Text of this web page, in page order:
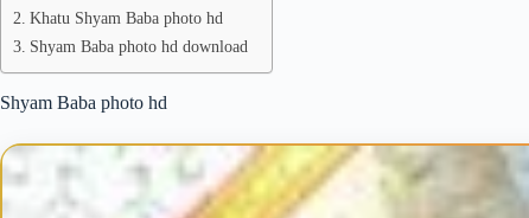
Khatu Shyam Baba photo hd
Shyam Baba photo hd download
Shyam Baba photo hd